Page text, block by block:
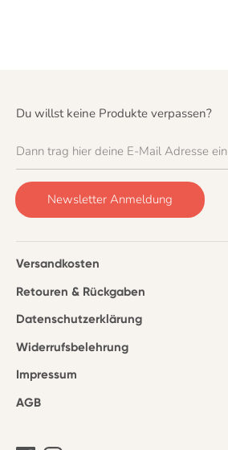
Du willst keine Produkte verpassen?
Dann trag hier deine E-Mail Adresse ein
Newsletter Anmeldung
Versandkosten
Retouren & Rückgaben
Datenschutzerklärung
Widerrufsbelehrung
Impressum
AGB